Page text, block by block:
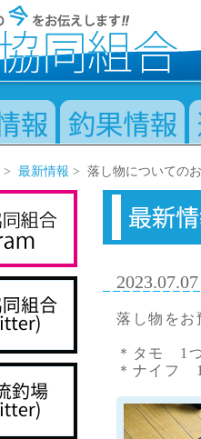
> 最新情報 > 落し物についての
2023.07.07
落し物をお
＊タモ 1
＊ナイフ